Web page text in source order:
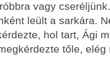
vagy
leült a sarkára.
hol tart, Ági
tőle, elég